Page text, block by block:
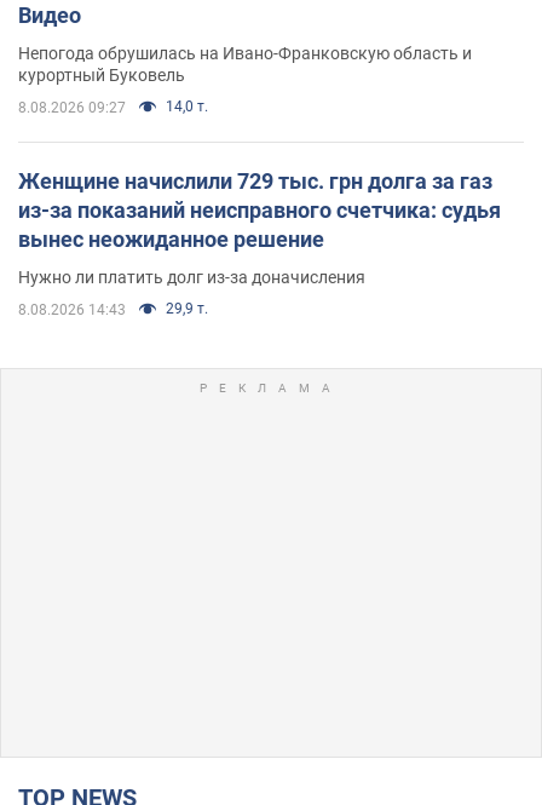
Видео
Непогода обрушилась на Ивано-Франковскую область и
курортный Буковель
8.08.2026 09:27 14,0 т.
Женщине начислили 729 тыс. грн долга за газ
из-за показаний неисправного счетчика: судья
вынес неожиданное решение
Нужно ли платить долг из-за доначисления
8.08.2026 14:43 29,9 т.
TOP NEWS